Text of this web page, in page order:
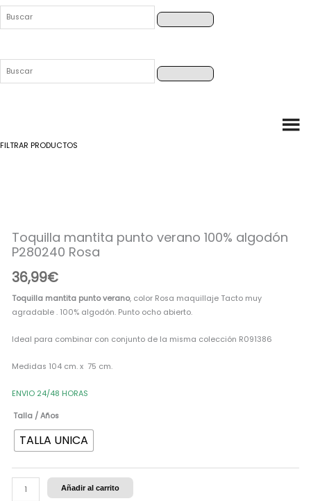
FILTRAR PRODUCTOS
Toquilla mantita punto verano 100% algodón
P280240 Rosa
36,99€
Toquilla mantita punto verano, color Rosa maquillaje Tacto muy
agradable . 100% algodón. Punto ocho abierto.
Ideal para combinar con conjunto de la misma colección R091386
Medidas 104 cm. x 75 cm.
ENVIO 24/48 HORAS
Talla / Años
TALLA UNICA
verano
100%
P280240
cantidad
Añadir al carrito